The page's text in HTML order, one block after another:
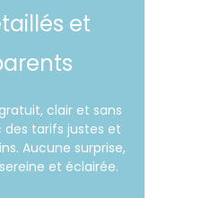
et
clair et sans
tarifs justes et
Aucune surprise,
et éclairée.